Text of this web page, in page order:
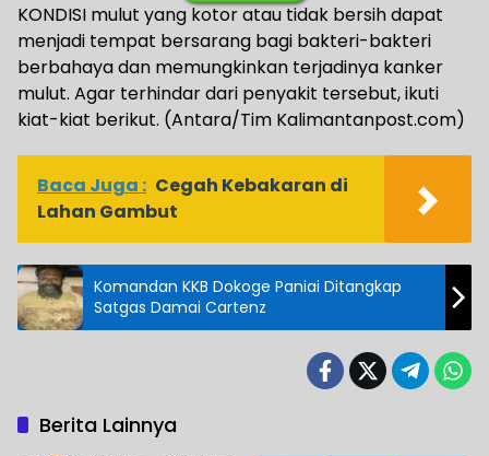
KONDISI mulut yang kotor atau tidak bersih dapat
menjadi tempat bersarang bagi bakteri-bakteri
berbahaya dan memungkinkan terjadinya kanker
mulut. Agar terhindar dari penyakit tersebut, ikuti
kiat-kiat berikut. (Antara/Tim Kalimantanpost.com)
Baca Juga : Cegah Kebakaran di
Lahan Gambut
Komandan KKB Dokoge Paniai Ditangkap
Satgas Damai Cartenz
Berita Lainnya